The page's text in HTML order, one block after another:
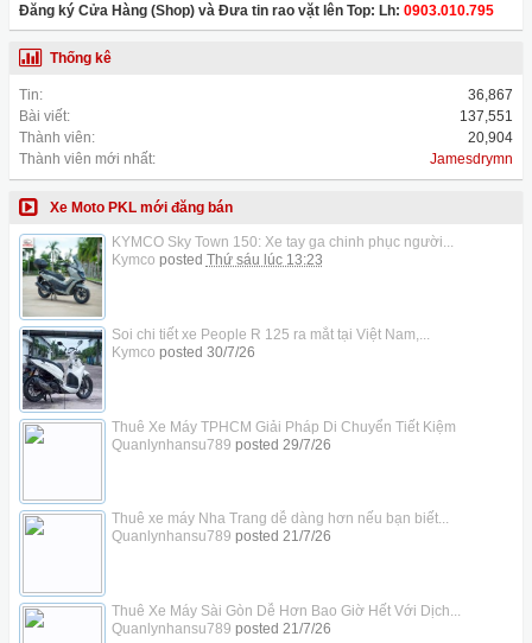
Đăng ký Cửa Hàng (Shop) và Đưa tin rao vặt lên Top: Lh: 0903.010.795
Thống kê
Tin:
36,867
Bài viết:
137,551
Thành viên:
20,904
Thành viên mới nhất:
Jamesdrymn
Xe Moto PKL mới đăng bán
KYMCO Sky Town 150: Xe tay ga chinh phục người...
Kymco posted Thứ sáu lúc 13:23
Soi chi tiết xe People R 125 ra mắt tại Việt Nam,...
Kymco posted 30/7/26
Thuê Xe Máy TPHCM Giải Pháp Di Chuyển Tiết Kiệm
Quanlynhansu789 posted 29/7/26
Thuê xe máy Nha Trang dễ dàng hơn nếu bạn biết...
Quanlynhansu789 posted 21/7/26
Thuê Xe Máy Sài Gòn Dễ Hơn Bao Giờ Hết Với Dịch...
Quanlynhansu789 posted 21/7/26